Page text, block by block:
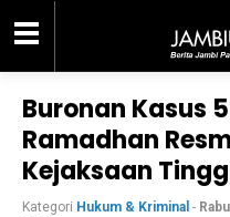
Buronan Kasus
Ramadhan
Kejaksaan
Kategori Hukum & Kriminal -